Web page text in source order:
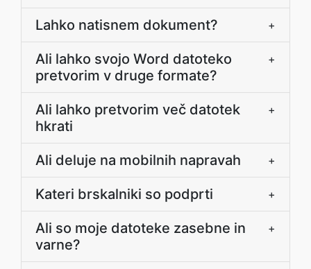
Lahko natisnem dokument? +
Ali lahko svojo Word datoteko
pretvorim v druge formate?
+
Ali lahko pretvorim več datotek
hkrati
+
Ali deluje na mobilnih napravah +
Kateri brskalniki so podprti +
Ali so moje datoteke zasebne in
varne?
+